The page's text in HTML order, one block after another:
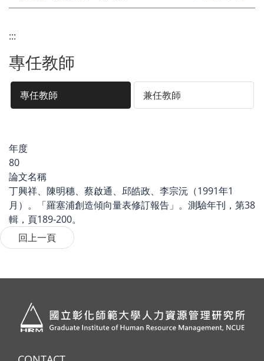
:::
專任教師
專任教師 兼任教師
年度
80
論文名稱
丁興祥、陳明穗、蔡啟通、邱皓政、李宗沅（1991年1
月）。「羅塞浦創造傾向量表修訂報告」。測驗年刊，第38
輯，頁189-200。